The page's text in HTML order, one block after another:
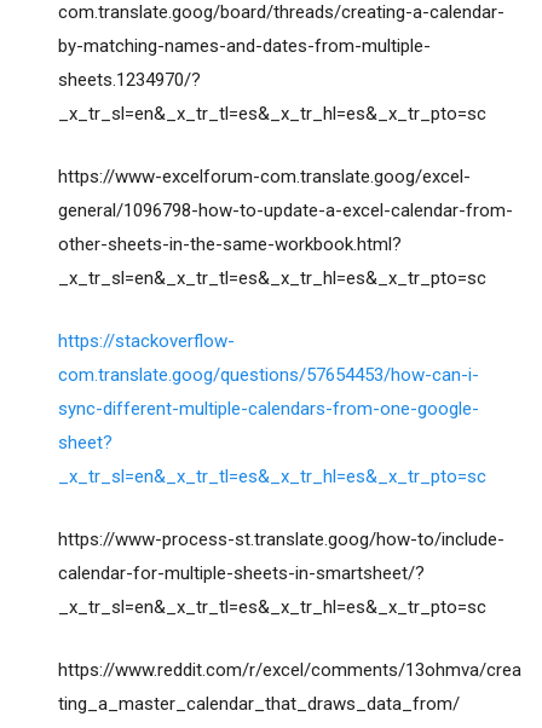
com.translate.goog/board/threads/creating-a-calendar-
by-matching-names-and-dates-from-multiple-
sheets.1234970/?
_x_tr_sl=en&_x_tr_tl=es&_x_tr_hl=es&_x_tr_pto=sc
https://www-excelforum-com.translate.goog/excel-
general/1096798-how-to-update-a-excel-calendar-from-
other-sheets-in-the-same-workbook.html?
_x_tr_sl=en&_x_tr_tl=es&_x_tr_hl=es&_x_tr_pto=sc
https://stackoverflow-
com.translate.goog/questions/57654453/how-can-i-
sync-different-multiple-calendars-from-one-google-
sheet?
_x_tr_sl=en&_x_tr_tl=es&_x_tr_hl=es&_x_tr_pto=sc
https://www-process-st.translate.goog/how-to/include-
calendar-for-multiple-sheets-in-smartsheet/?
_x_tr_sl=en&_x_tr_tl=es&_x_tr_hl=es&_x_tr_pto=sc
https://www.reddit.com/r/excel/comments/13ohmva/crea
ting_a_master_calendar_that_draws_data_from/